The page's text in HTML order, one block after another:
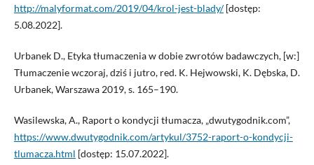
http://malyformat.com/2019/04/krol-jest-blady/[dostęp:
5.08.2022].
Urbanek D., Etyka tłumaczenia w dobie zwrotów badawczych, [w:]
Tłumaczenie wczoraj, dziś i jutro, red. K. Hejwowski, K. Dębska, D.
Urbanek, Warszawa 2019, s. 165–190.
Wasilewska, A., Raport o kondycji tłumacza, „dwutygodnik.com”,
https://www.dwutygodnik.com/artykul/3752-raport-o-kondycji-
tlumacza.html [dostęp: 15.07.2022].